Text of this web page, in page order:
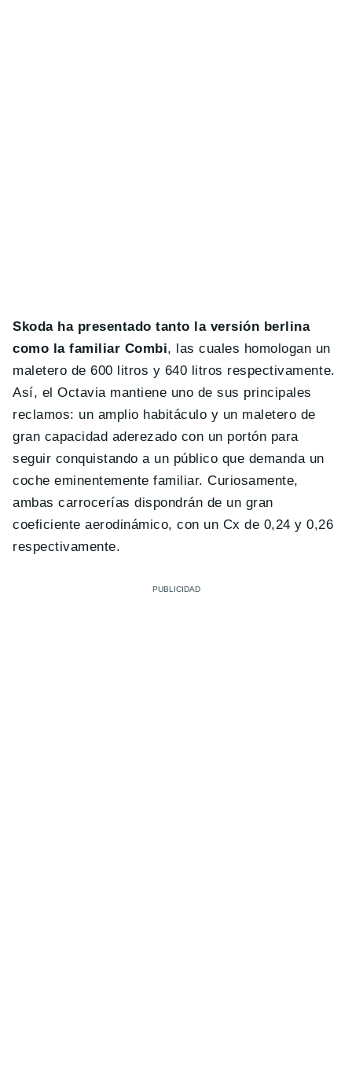
Skoda ha presentado tanto la versión berlina
como la familiar Combi, las cuales homologan un
maletero de 600 litros y 640 litros respectivamente.
Así, el Octavia mantiene uno de sus principales
reclamos: un amplio habitáculo y un maletero de
gran capacidad aderezado con un portón para
seguir conquistando a un público que demanda un
coche eminentemente familiar. Curiosamente,
ambas carrocerías dispondrán de un gran
coeficiente aerodinámico, con un Cx de 0,24 y 0,26
respectivamente.